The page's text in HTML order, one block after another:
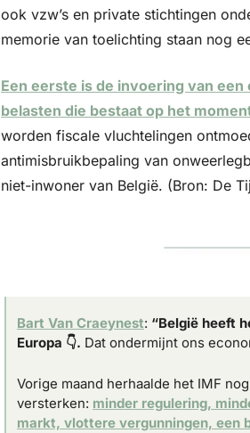
ook vzw’s en private stichtingen
memorie van toelichting staan nog
Een eerste is de invoering van
belasten die bestaat op het
worden fiscale vluchtelingen
antimisbruikbepaling van
niet-inwoner van België. (Bron: De
Bart Van Craeynest: “België heeft
Europa 👇. Dat ondermijnt ons
Vorige maand herhaalde het IMF
versterken: minder regulering,
markt, vlottere vergunningen, een